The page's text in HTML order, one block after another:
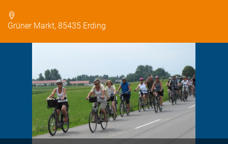
Grüner Markt, 85435 Erding